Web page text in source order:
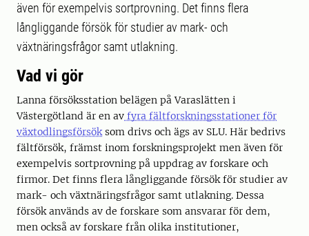
även för exempelvis sortprovning. Det finns flera
långliggande försök för studier av mark- och
växtnäringsfrågor samt utlakning.
Vad vi gör
Lanna försöksstation belägen på Varaslätten i
Västergötland är en av fyra fältforskningsstationer för
växtodlingsförsöksom drivs och ägs av SLU. Här bedrivs
fältförsök, främst inom forskningsprojekt men även för
exempelvis sortprovning på uppdrag av forskare och
firmor. Det finns flera långliggande försök för studier av
mark- och växtnäringsfrågor samt utlakning. Dessa
försök används av de forskare som ansvarar för dem,
men också av forskare från olika institutioner,